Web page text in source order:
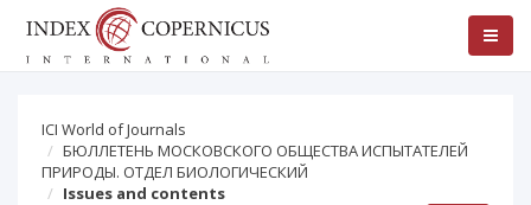
ICI World of Journals
БЮЛЛЕТЕНЬ МОСКОВСКОГО ОБЩЕСТВА ИСПЫТАТЕЛЕЙ
ПРИРОДЫ. ОТДЕЛ БИОЛОГИЧЕСКИЙ
Issues and contents